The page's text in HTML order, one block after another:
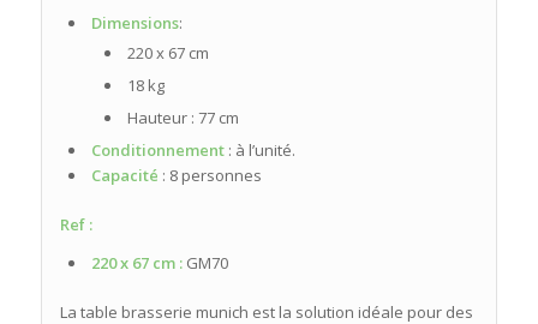
Dimensions:
220 x 67 cm
18 kg
Hauteur : 77 cm
Conditionnement: à l’unité.
Capacité : 8 personnes
Ref :
220 x 67 cm :GM70
La table brasserie munich est la solution idéale pour des